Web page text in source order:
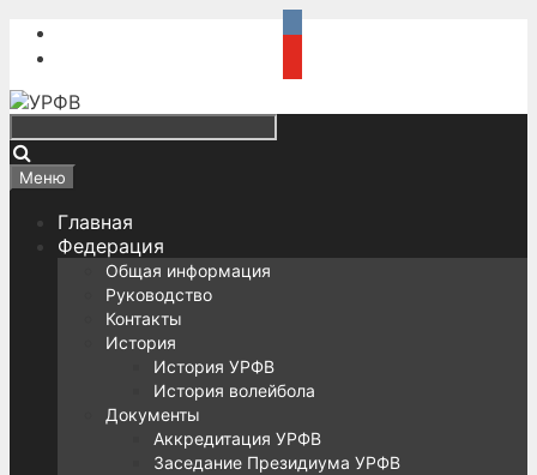
Перейти
Меню
Главная
Федерация
Общая информация
Руководство
Контакты
История
История УРФВ
История волейбола
Документы
Аккредитация УРФВ
Заседание Президиума УРФВ